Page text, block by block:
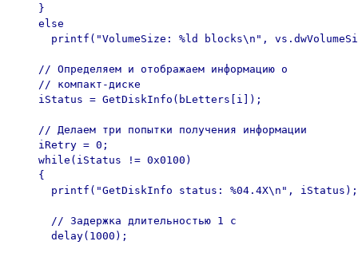
    }
    else
printf("VolumeSize: %ld blocks\n",
    // Определяем и отображаем информацию о
    // компакт-диске
    iStatus = GetDiskInfo(bLetters[i]);
    // Делаем три попытки получения информации
    iRetry = 0;
    while(iStatus != 0x0100)
    {
      printf("GetDiskInfo status: %04.4X\n", iStatus);
      // Задержка длительностью 1 с
      delay(1000);